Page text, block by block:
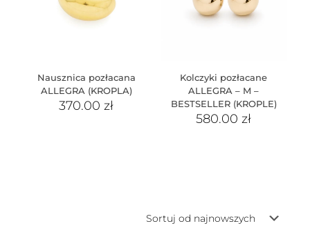
Nausznica pozłacana
ALLEGRA (KROPLA)
370.00zł
Kolczyki pozłacane
ALLEGRA – M –
BESTSELLER (KROPLE)
580.00zł